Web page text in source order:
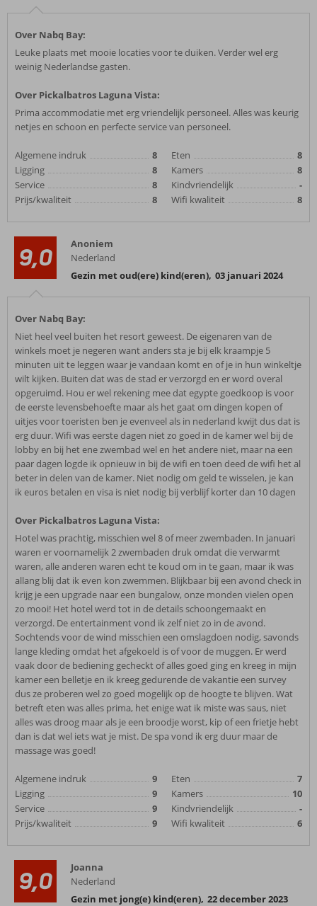
Over Nabq Bay:
Leuke plaats met mooie locaties voor te duiken. Verder wel erg
weinig Nederlandse gasten.
Over Pickalbatros Laguna Vista:
Prima accommodatie met erg vriendelijk personeel. Alles was keurig
netjes en schoon en perfecte service van personeel.
Algemene indruk
8
Ligging
8
Service
8
Prijs/kwaliteit
8
Eten
8
Kamers
8
Kindvriendelijk
-
Wifi kwaliteit
8
9,0
Anoniem
Nederland
Gezin met oud(ere) kind(eren), 03 januari 2024
Over Nabq Bay:
Niet heel veel buiten het resort geweest. De eigenaren van de
winkels moet je negeren want anders sta je bij elk kraampje 5
minuten uit te leggen waar je vandaan komt en of je in hun winkeltje
wilt kijken. Buiten dat was de stad er verzorgd en er word overal
opgeruimd. Hou er wel rekening mee dat egypte goedkoop is voor
de eerste levensbehoefte maar als het gaat om dingen kopen of
uitjes voor toeristen ben je evenveel als in nederland kwijt dus dat is
erg duur. Wifi was eerste dagen niet zo goed in de kamer wel bij de
lobby en bij het ene zwembad wel en het andere niet, maar na een
paar dagen logde ik opnieuw in bij de wifi en toen deed de wifi het al
beter in delen van de kamer. Niet nodig om geld te wisselen, je kan
ik euros betalen en visa is niet nodig bij verblijf korter dan 10 dagen
Over Pickalbatros Laguna Vista:
Hotel was prachtig, misschien wel 8 of meer zwembaden. In januari
waren er voornamelijk 2 zwembaden druk omdat die verwarmt
waren, alle anderen waren echt te koud om in te gaan, maar ik was
allang blij dat ik even kon zwemmen. Blijkbaar bij een avond check in
krijg je een upgrade naar een bungalow, onze monden vielen open
zo mooi! Het hotel werd tot in de details schoongemaakt en
verzorgd. De entertainment vond ik zelf niet zo in de avond.
Sochtends voor de wind misschien een omslagdoen nodig, savonds
lange kleding omdat het afgekoeld is of voor de muggen. Er werd
vaak door de bediening gecheckt of alles goed ging en kreeg in mijn
kamer een belletje en ik kreeg gedurende de vakantie een survey
dus ze proberen wel zo goed mogelijk op de hoogte te blijven. Wat
betreft eten was alles prima, het enige wat ik miste was saus, niet
alles was droog maar als je een broodje worst, kip of een frietje hebt
dan is dat wel iets wat je mist. De spa vond ik erg duur maar de
massage was goed!
Algemene indruk
9
Ligging
9
Service
9
Prijs/kwaliteit
9
Eten
7
Kamers
10
Kindvriendelijk
-
Wifi kwaliteit
6
9,0
Joanna
Nederland
Gezin met jong(e) kind(eren), 22 december 2023